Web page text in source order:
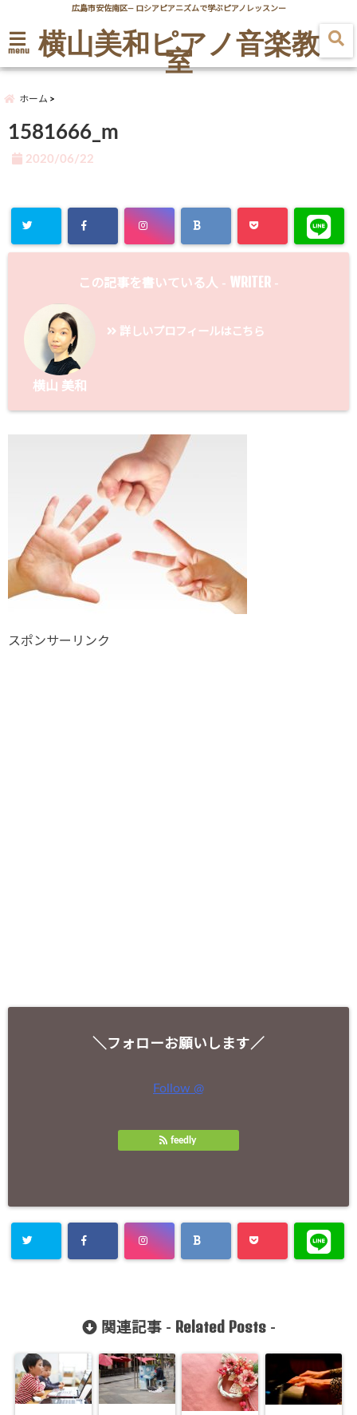
広島市安佐南区― ロシアピアニズムで学ぶピアノレッスンー
menu 横山美和ピアノ音楽教
室
ホーム
1581666_m
2020/06/22
この記事を書いている人 - WRITER -
横山 美和
詳しいプロフィールはこちら
スポンサーリンク
＼フォローお願いします／
Follow @
feedly
関連記事 - Related Posts-